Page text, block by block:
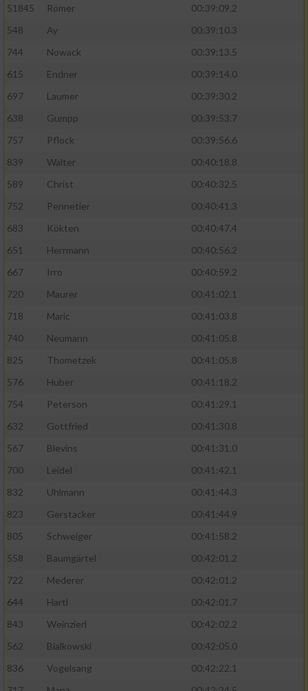
51845 Römer
00:39:09.2
548
Ay
00:39:10.3
744
Nowack
00:39:13.5
615
Endner
00:39:14.0
697
Laumer
00:39:30.2
638
Gumpp
00:39:53.7
757
Pflock
00:39:56.6
839
Walter
00:40:18.8
589
Christ
00:40:32.5
752
Pennetier
00:40:41.3
683
Kökten
00:40:47.4
651
Herrmann
00:40:56.2
667
Irro
00:40:59.2
720
Maurer
00:41:02.1
718
Maric
00:41:03.8
740
Neumann
00:41:05.8
825
Thometzek
00:41:05.8
576
Huber
00:41:18.2
754
Peterson
00:41:29.1
632
Gottfried
00:41:30.8
567
Blevins
00:41:31.0
700
Leidel
00:41:42.1
832
Uhlmann
00:41:44.3
823
Gerstacker
00:41:44.9
805
Schweiger
00:41:58.2
558
Baumgärtel
00:42:01.2
722
Mederer
00:42:01.2
644
Hartl
00:42:01.7
843
Weinzierl
00:42:02.2
562
Bialkowski
00:42:05.0
836
Vogelsang
00:42:22.1